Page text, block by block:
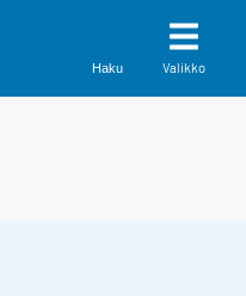
Haku Valikko